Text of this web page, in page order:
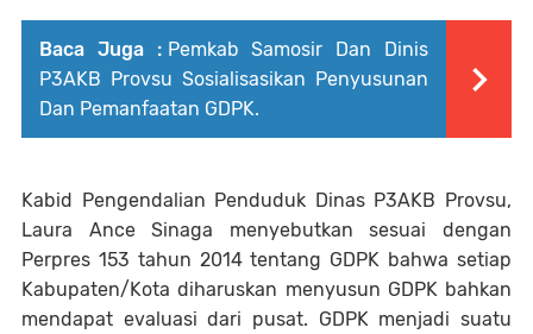
Baca Juga : Pemkab Samosir Dan Dinis
P3AKB Provsu Sosialisasikan Penyusunan
Dan Pemanfaatan GDPK.
Kabid Pengendalian Penduduk Dinas P3AKB Provsu,
Laura Ance Sinaga menyebutkan sesuai dengan
Perpres 153 tahun 2014 tentang GDPK bahwa setiap
Kabupaten/Kota diharuskan menyusun GDPK bahkan
mendapat evaluasi dari pusat. GDPK menjadi suatu